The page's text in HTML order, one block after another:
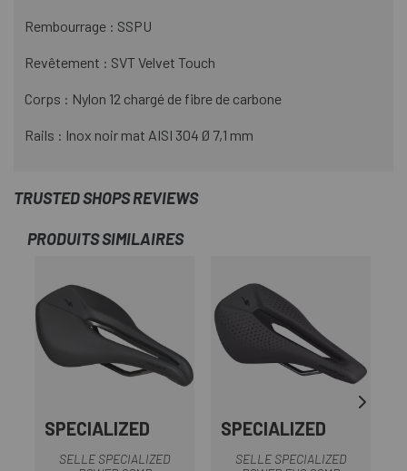
Rembourrage : SSPU
Revêtement : SVT Velvet Touch
Corps : Nylon 12 chargé de fibre de carbone
Rails : Inox noir mat AISI 304 Ø 7,1 mm
TRUSTED SHOPS REVIEWS
PRODUITS SIMILAIRES
SPECIALIZED
SELLE SPECIALIZED
SPECIALIZED
SELLE SPECIALIZED